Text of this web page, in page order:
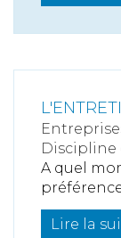
Discipline
A quel
Lire la